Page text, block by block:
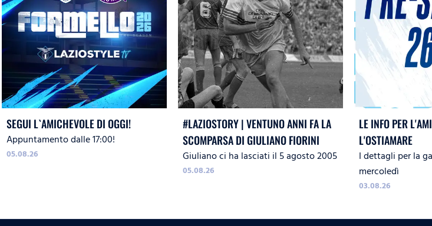
SEGUI L`AMICHEVOLE DI OGGI!
Appuntamento dalle 17:00!
05.08.26
#LAZIOSTORY | VENTUNO ANNI FA LA
SCOMPARSA DI GIULIANO FIORINI
Giuliano ci ha lasciati il 5 agosto 2005
05.08.26
LE INFO PER
L'OSTIAMARE
I dettagli per la
mercoledì
03.08.26